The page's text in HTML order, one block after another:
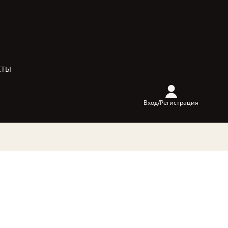
Вход/Регистрация